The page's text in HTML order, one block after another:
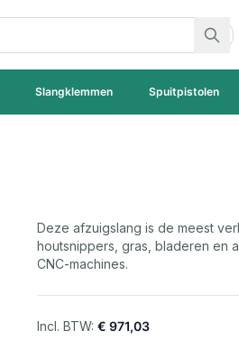
Slangklemmen Spuitpistolen
Deze afzuigslang is de meest
houtsnippers, gras, bladeren en
CNC-machines.
€ 971,03